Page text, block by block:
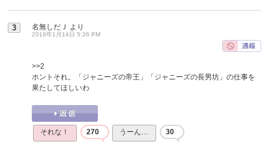
3 名無しだＪ より
2016年1月14日 5:26 PM
>>2
ホントそれ。「ジャニーズの帝王」「ジャニーズの長男坊」の仕事を
果たしてほしいわ
それな！ 270 うーん… 30